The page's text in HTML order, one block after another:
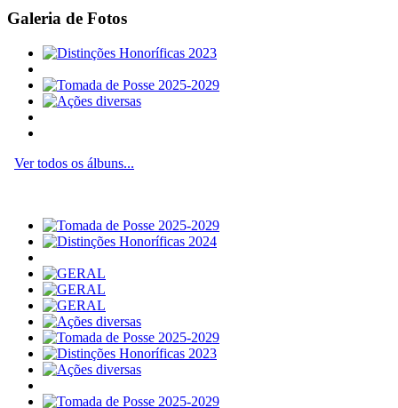
Galeria de Fotos
Ver todos os álbuns...